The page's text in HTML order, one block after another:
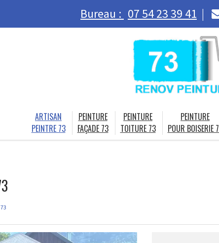
Bureau : 07 54 23 39 41
ARTISAN
PEINTRE 73
PEINTURE
FAÇADE 73
PEINTURE
TOITURE 73
PEINTURE
POUR BOISERIE